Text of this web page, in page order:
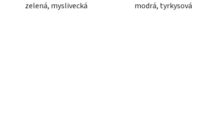
zelená, myslivecká
modrá, tyrkysová